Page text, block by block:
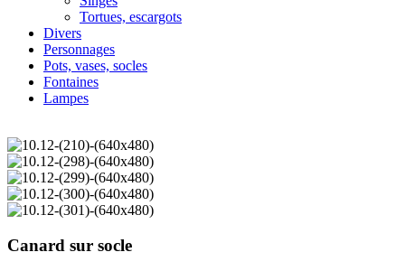
Tortues, escargots
Divers
Personnages
Pots, vases, socles
Fontaines
Lampes
Canard sur socle